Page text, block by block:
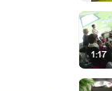
1:17